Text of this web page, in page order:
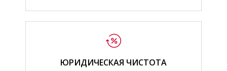
ЮРИДИЧЕСКАЯ ЧИСТОТА